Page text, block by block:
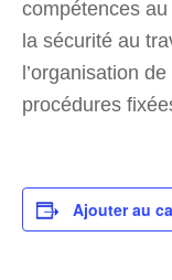
compétences
la sécurité au
l’organisation
procédures
Ajouter au